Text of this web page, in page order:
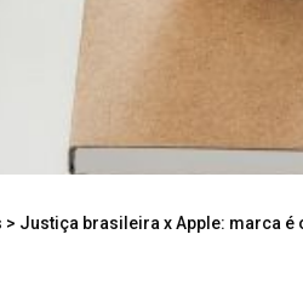
> Justiça brasileira x Apple: marca é